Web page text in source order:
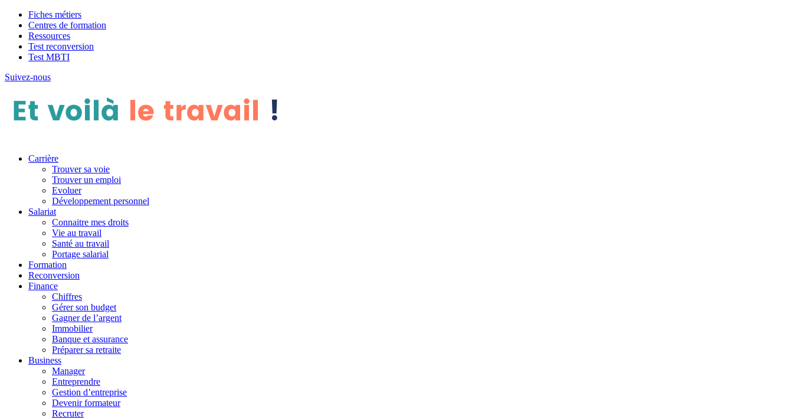
Fiches métiers
Centres de formation
Ressources
Test reconversion
Test MBTI
Suivez-nous
Carrière
Trouver sa voie
Trouver un emploi
Evoluer
Développement personnel
Salariat
Connaitre mes droits
Vie au travail
Santé au travail
Portage salarial
Formation
Reconversion
Finance
Chiffres
Gérer son budget
Gagner de l’argent
Immobilier
Banque et assurance
Préparer sa retraite
Business
Manager
Entreprendre
Gestion d’entreprise
Devenir formateur
Recruter